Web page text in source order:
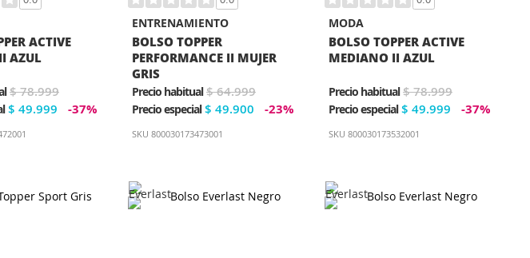
ACTIVE
AZUL
$ 78.999
$ 49.999 -37%
ENTRENAMIENTO
BOLSO TOPPER
PERFORMANCE II MUJER
GRIS
Precio habitual $ 64.999
Precio especial $ 49.900 -23%
SKU 800030173473001
MODA
BOLSO TOPPER ACTIVE
MEDIANO II AZUL
Precio habitual $ 78.999
Precio especial $ 49.999 -37%
SKU 800030173532001